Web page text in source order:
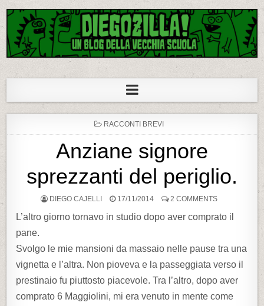
Diegozilla!
Un blog della vecchia scuola
P
T
E
I
RACCONTI BREVI
Anziane signore
sprezzanti del periglio.
DIEGO CAJELLI 17/11/2014 2 COMMENTS
L’altro giorno tornavo in studio dopo aver comprato il
pane.
Svolgo le mie mansioni da massaio nelle pause tra una
vignetta e l’altra. Non pioveva e la passeggiata verso il
prestinaio fu piuttosto piacevole. Tra l’altro, dopo aver
comprato 6 Maggiolini, mi era venuto in mente come